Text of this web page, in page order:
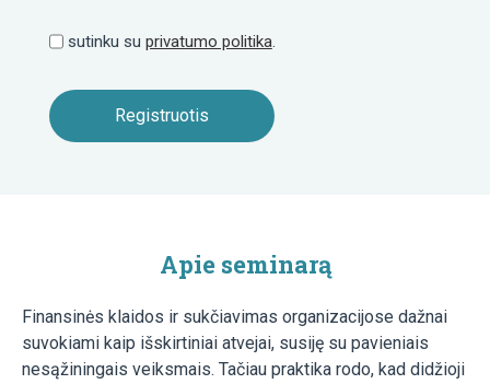
sutinku su privatumo politika.
Apie seminarą
Finansinės klaidos ir sukčiavimas organizacijose dažnai
suvokiami kaip išskirtiniai atvejai, susiję su pavieniais
nesąžiningais veiksmais. Tačiau praktika rodo, kad didžioji